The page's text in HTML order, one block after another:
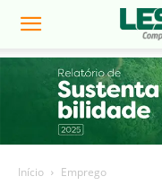
Início Emprego